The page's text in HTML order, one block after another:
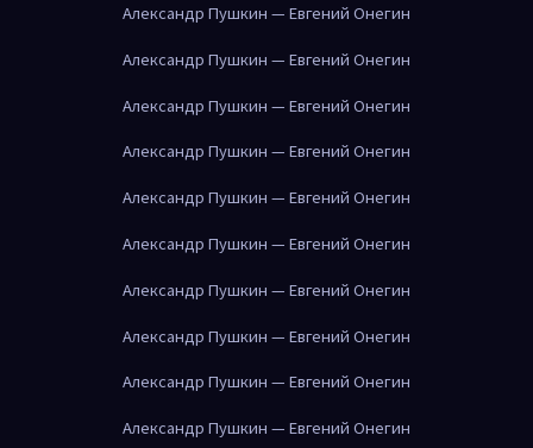
Александр Пушкин — Евгений Онегин
Александр Пушкин — Евгений Онегин
Александр Пушкин — Евгений Онегин
Александр Пушкин — Евгений Онегин
Александр Пушкин — Евгений Онегин
Александр Пушкин — Евгений Онегин
Александр Пушкин — Евгений Онегин
Александр Пушкин — Евгений Онегин
Александр Пушкин — Евгений Онегин
Александр Пушкин — Евгений Онегин